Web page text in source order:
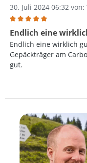
30. Juli 2024 06:32 von:
Bewertung mit 5 von 5
Endlich eine
Endlich eine wirklich
Gepäckträger am
gut.